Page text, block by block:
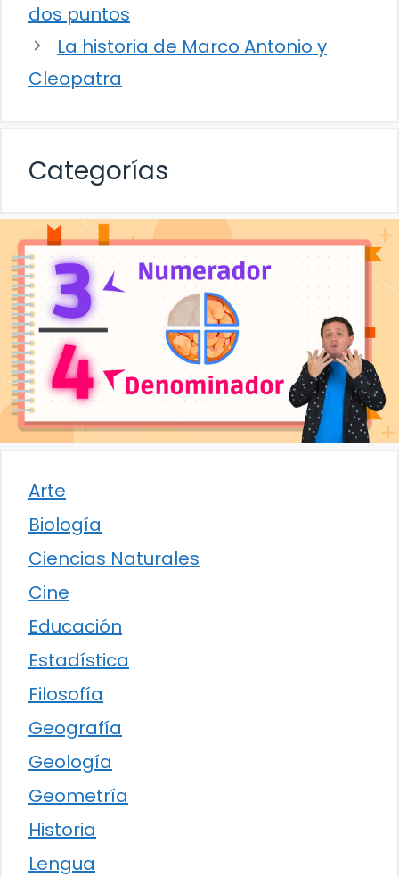
dos puntos
La historia de Marco Antonio y
Cleopatra
Categorías
Arte
Biología
Ciencias Naturales
Cine
Educación
Estadística
Filosofía
Geografía
Geología
Geometría
Historia
Lengua